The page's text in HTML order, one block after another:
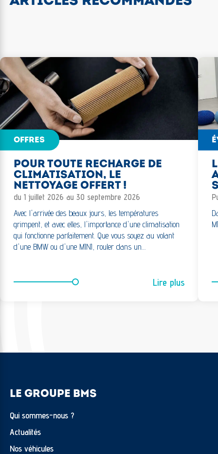
OFFRES
POUR TOUTE RECHARGE DE
CLIMATISATION, LE
NETTOYAGE OFFERT !
du 1 juillet 2026 au 30 septembre 2026
Avec l'arrivée des beaux jours, les températures
grimpent, et avec elles, l'importance d'une climatisation
qui fonctionne parfaitement. Que vous soyez au volant
d'une BMW ou d'une MINI, rouler dans un…
Lire plus
LE GROUPE BMS
Qui sommes-nous ?
Actualités
Nos véhicules